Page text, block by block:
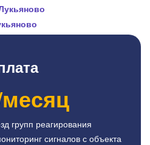
групп реагирования
сигналов с объекта